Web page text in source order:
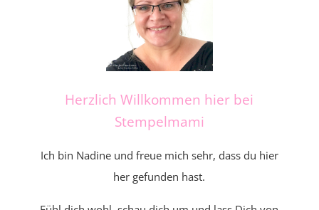
Herzlich Willkommen hier bei
Stempelmami
Ich bin Nadine und freue mich sehr, dass du hier
her gefunden hast.